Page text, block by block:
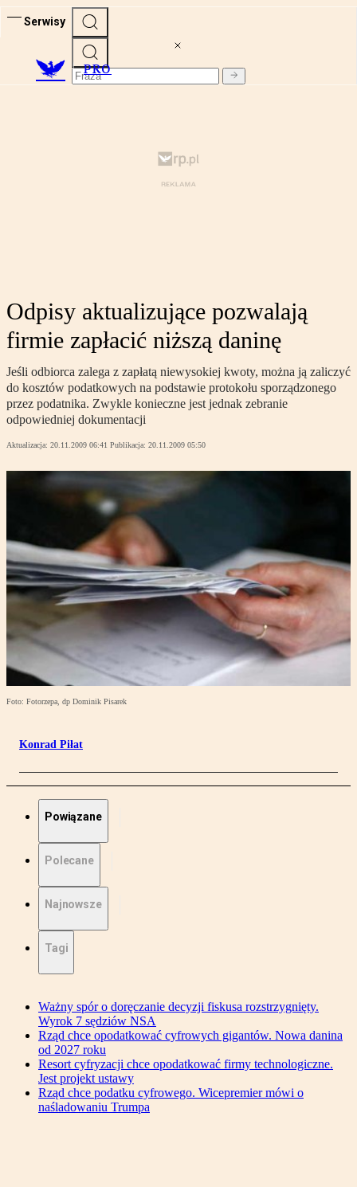
Serwisy
PRO
Odpisy aktualizujące pozwalają
firmie zapłacić niższą daninę
Jeśli odbiorca zalega z zapłatą niewysokiej kwoty, można ją zaliczyć
do kosztów podatkowych na podstawie protokołu sporządzonego
przez podatnika. Zwykle konieczne jest jednak zebranie
odpowiedniej dokumentacji
Aktualizacja: 20.11.2009 06:41 Publikacja: 20.11.2009 05:50
Foto: Fotorzepa, dp Dominik Pisarek
Konrad Piłat
Powiązane
Polecane
Najnowsze
Tagi
Ważny spór o doręczanie decyzji fiskusa rozstrzygnięty.
Wyrok 7 sędziów NSA
Rząd chce opodatkować cyfrowych gigantów. Nowa danina
od 2027 roku
Resort cyfryzacji chce opodatkować firmy technologiczne.
Jest projekt ustawy
Rząd chce podatku cyfrowego. Wicepremier mówi o
naśladowaniu Trumpa